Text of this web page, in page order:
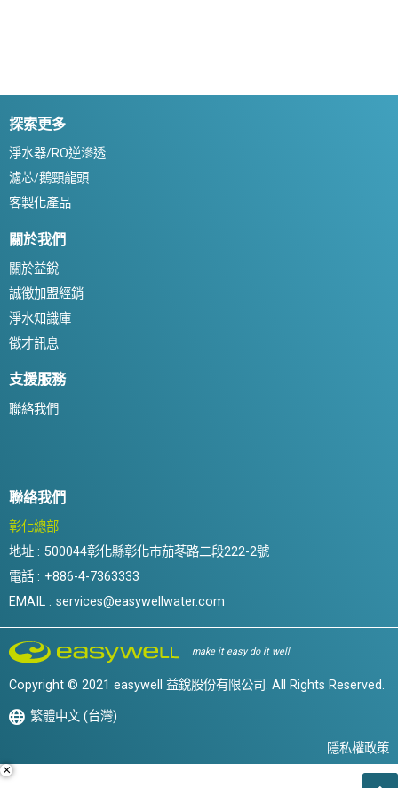
探索更多
淨水器/RO逆滲透
濾芯/鵝頸龍頭
客製化產品
關於我們
關於益銳
誠徵加盟經銷
淨水知識庫
徵才訊息
支援服務
聯絡我們
聯絡我們
彰化總部
地址 : 500044彰化縣彰化市茄苳路二段222-2號
電話 : +886-4-7363333
EMAIL : services@easywellwater.com
make it easy do it well
Copyright © 2021 easywell 益銳股份有限公司. All Rights Reserved.
繁體中文 (台灣)
隱私權政策